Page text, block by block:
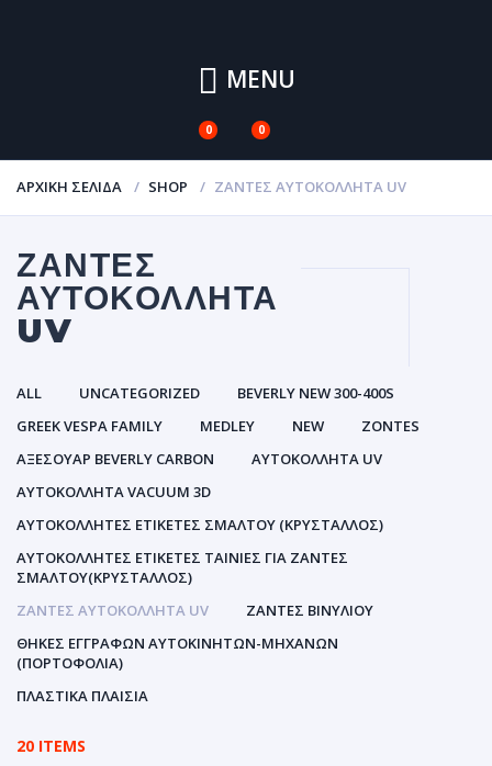
MENU
0 0
ΑΡΧΙΚΉ ΣΕΛΊΔΑ SHOP ΖΆΝΤΕΣ ΑΥΤΟΚΌΛΛΗΤΑ UV
ΖΆΝΤΕΣ
ΑΥΤΟΚΌΛΛΗΤΑ
UV
ALL UNCATEGORIZED
BEVERLY NEW 300-400S
GREEK VESPA FAMILY
MEDLEY NEW
ZONTES
ΑΞΕΣΟΥΑΡ BEVERLY CARBON
ΑΥΤΟΚΌΛΛΗΤΑ UV
ΑΥΤΟΚΌΛΛΗΤΑ VACUUM 3D
ΑΥΤΟΚΌΛΛΗΤΕΣ ΕΤΙΚΈΤΕΣ ΣΜΆΛΤΟΥ (ΚΡΥΣΤΑΛΛΟΣ)
ΑΥΤΟΚΌΛΛΗΤΕΣ ΕΤΙΚΈΤΕΣ ΤΑΙΝΊΕΣ ΓΙΑ ΖΆΝΤΕΣ
ΣΜΆΛΤΟΥ(ΚΡΎΣΤΑΛΛΟΣ)
ΖΆΝΤΕΣ ΑΥΤΟΚΌΛΛΗΤΑ UV
ΖΆΝΤΕΣ ΒΙΝΥΛΊΟΥ
ΘΉΚΕΣ ΕΓΓΡΆΦΩΝ ΑΥΤΟΚΙΝΗΤΩΝ-ΜΗΧΑΝΩΝ
(ΠΟΡΤΟΦΌΛΙΑ)
ΠΛΑΣΤΙΚΆ ΠΛΑΊΣΙΑ
20 ITEMS